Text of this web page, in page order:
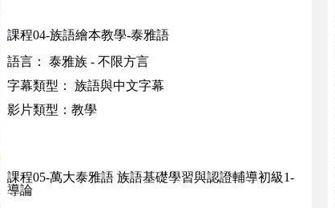
課程04-族語繪本教學-泰雅語
語言： 泰雅族 - 不限方言
字幕類型： 族語與中文字幕
影片類型：教學
課程05-萬大泰雅語 族語基礎學習與認證輔導初級1-
導論